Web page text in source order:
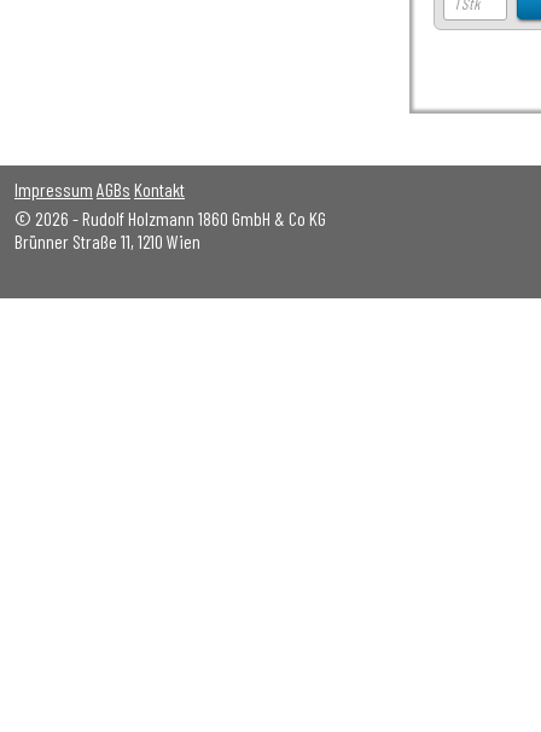
Impressum AGBs Kontakt
© 2026 - Rudolf Holzmann 1860 GmbH & Co KG
Brünner Straße 11, 1210 Wien